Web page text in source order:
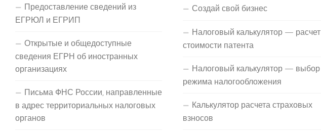
Предоставление сведений из
ЕГРЮЛ и ЕГРИП
Открытые и общедоступные
сведения ЕГРН об иностранных
организациях
Письма ФНС России, направленные
в адрес территориальных налоговых
органов
Создай свой бизнес
Налоговый калькулятор — расчет
стоимости патента
Налоговый калькулятор — выбор
режима налогообложения
Калькулятор расчета страховых
взносов